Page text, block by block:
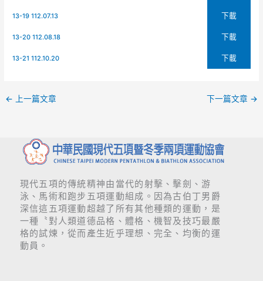
13-19 112.07.13 下載
13-20 112.08.18 下載
13-21 112.10.20 下載
← 上一篇文章 下一篇文章 →
現代五項的傳統精神由當代的射擊、擊劍、游
泳、馬術和跑步五項運動組成。因為古伯丁男爵
深信這五項運動超越了所有其他種類的運動，是
一種〝對人類道德品格、體格、機智及技巧最嚴
格的試煉，從而產生近乎理想、完全、均衡的運
動員。